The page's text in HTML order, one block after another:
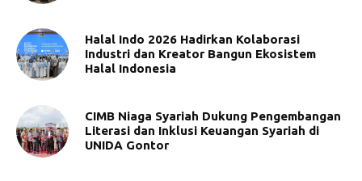
Halal Indo 2026 Hadirkan Kolaborasi
Industri dan Kreator Bangun Ekosistem
Halal Indonesia
CIMB Niaga Syariah Dukung Pengembangan
Literasi dan Inklusi Keuangan Syariah di
UNIDA Gontor